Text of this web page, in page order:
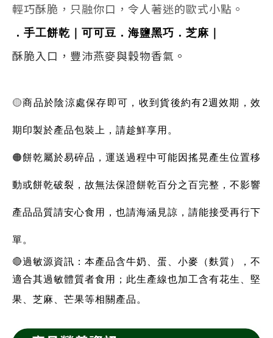
輕巧酥脆，只融你口，令人著迷的歐式小點。
．手工餅乾 ｜可可豆 ． 海鹽黑巧 ．芝麻
酥脆入口，豐沛燕麥與穀物香氣。
🟡商品於陰涼處保存即可，收到貨後約有2週效期，效
期印製於產品包裝上，請趁鮮享用。
🟠餅乾屬於易碎品，運送過程中可能因搖晃產生位置移
動或餅乾破裂，故無法保證餅乾百分之百完整，不影響
產品品質請安心食用，也請海涵見諒，請能接受再行下
單。
🔴過敏源資訊：本產品含牛奶、蛋、小麥（麩質），不
適合其過敏體質者食用；此生產線也加工含有花生、堅
果、芝麻、芒果等相關產品。